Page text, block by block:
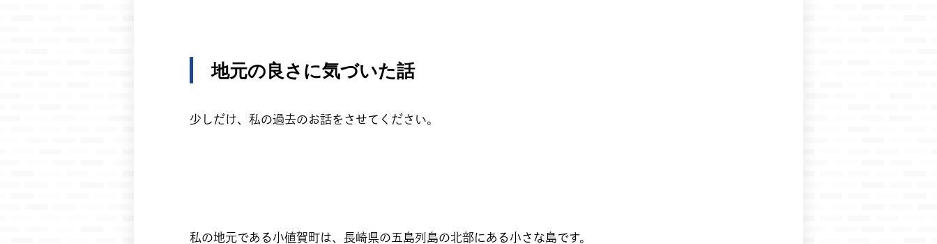
地元の良さに気づいた話
少しだけ、私の過去のお話をさせてください。
私の地元である小値賀町は、長崎県の五島列島の北部にある小さな島です。